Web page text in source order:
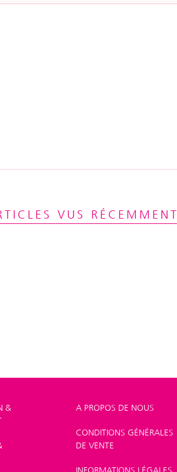
VUS RÉCEMMENT
&
A PROPOS DE NOUS
CONDITIONS GÉNÉRALES
DE VENTE